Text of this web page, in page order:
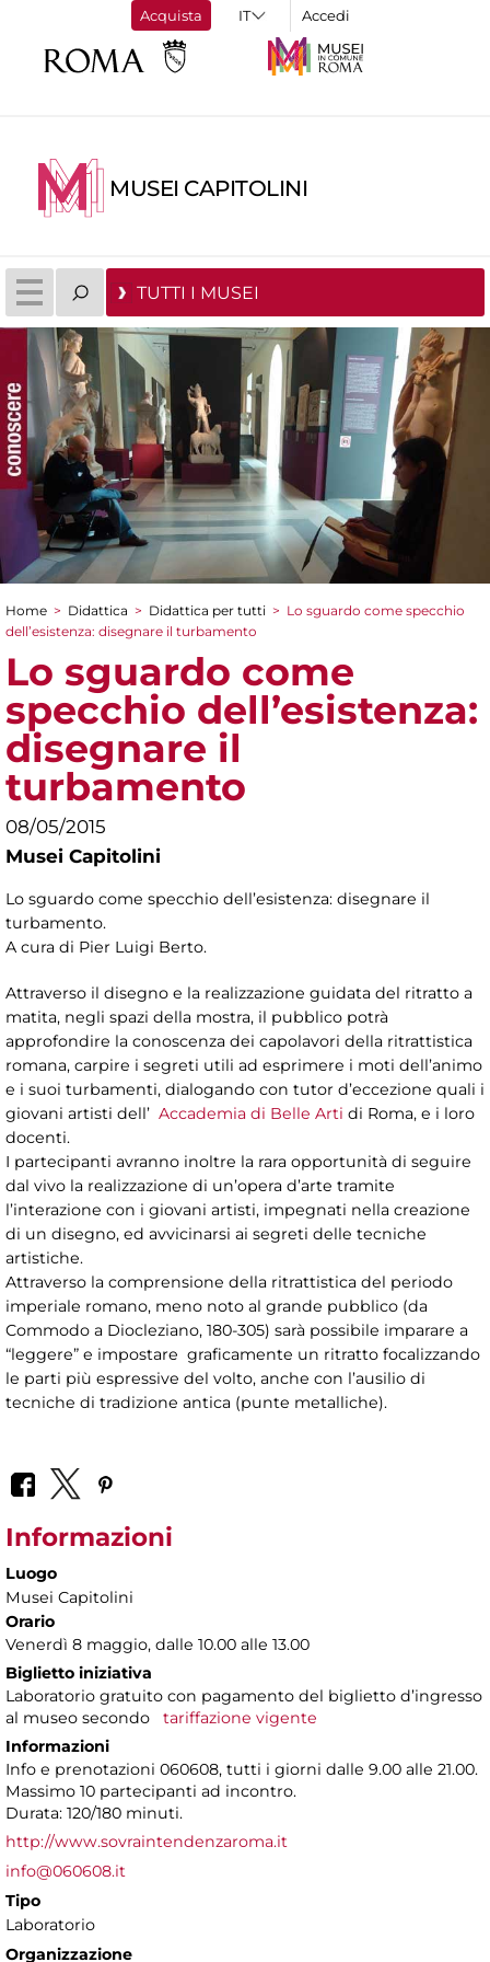
Acquista Accedi
MUSEI CAPITOLINI
TUTTI I MUSEI
Tu sei qui
Home > Didattica > Didattica per tutti > Lo sguardo come specchio
dell’esistenza: disegnare il turbamento
Lo sguardo come
specchio dell’esistenza:
disegnare il
turbamento
08/05/2015
Musei Capitolini
Lo sguardo come specchio dell’esistenza: disegnare il
turbamento.
A cura di Pier Luigi Berto.
Attraverso il disegno e la realizzazione guidata del ritratto a
matita, negli spazi della mostra, il pubblico potrà
approfondire la conoscenza dei capolavori della ritrattistica
romana, carpire i segreti utili ad esprimere i moti dell’animo
e i suoi turbamenti, dialogando con tutor d’eccezione quali i
giovani artisti dell’ Accademia di Belle Arti di Roma, e i loro
docenti.
I partecipanti avranno inoltre la rara opportunità di seguire
dal vivo la realizzazione di un’opera d’arte tramite
l’interazione con i giovani artisti, impegnati nella creazione
di un disegno, ed avvicinarsi ai segreti delle tecniche
artistiche.
Attraverso la comprensione della ritrattistica del periodo
imperiale romano, meno noto al grande pubblico (da
Commodo a Diocleziano, 180-305) sarà possibile imparare a
“leggere” e impostare graficamente un ritratto focalizzando
le parti più espressive del volto, anche con l’ausilio di
tecniche di tradizione antica (punte metalliche).
Informazioni
Luogo
Musei Capitolini
Orario
Venerdì 8 maggio, dalle 10.00 alle 13.00
Biglietto iniziativa
Laboratorio gratuito con pagamento del biglietto d’ingresso
al museo secondo tariffazione vigente
Informazioni
Info e prenotazioni 060608, tutti i giorni dalle 9.00 alle 21.00.
Massimo 10 partecipanti ad incontro.
Durata: 120/180 minuti.
http://www.sovraintendenzaroma.it
info@060608.it
Tipo
Laboratorio
Organizzazione